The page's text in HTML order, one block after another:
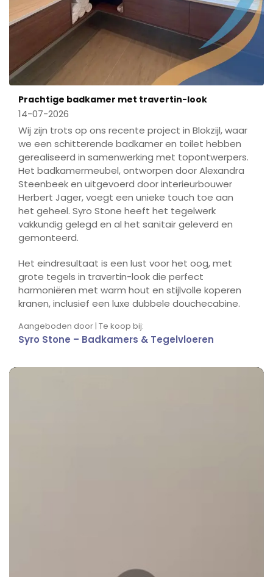
Prachtige badkamer met travertin-look
14-07-2026
Wij zijn trots op ons recente project in Blokzijl, waar
we een schitterende badkamer en toilet hebben
gerealiseerd in samenwerking met topontwerpers.
Het badkamermeubel, ontworpen door Alexandra
Steenbeek en uitgevoerd door interieurbouwer
Herbert Jager, voegt een unieke touch toe aan
het geheel. Syro Stone heeft het tegelwerk
vakkundig gelegd en al het sanitair geleverd en
gemonteerd.
Het eindresultaat is een lust voor het oog, met
grote tegels in travertin-look die perfect
harmoniëren met warm hout en stijlvolle koperen
kranen, inclusief een luxe dubbele douchecabine.
Aangeboden door | Te koop bij:
Syro Stone – Badkamers & Tegelvloeren